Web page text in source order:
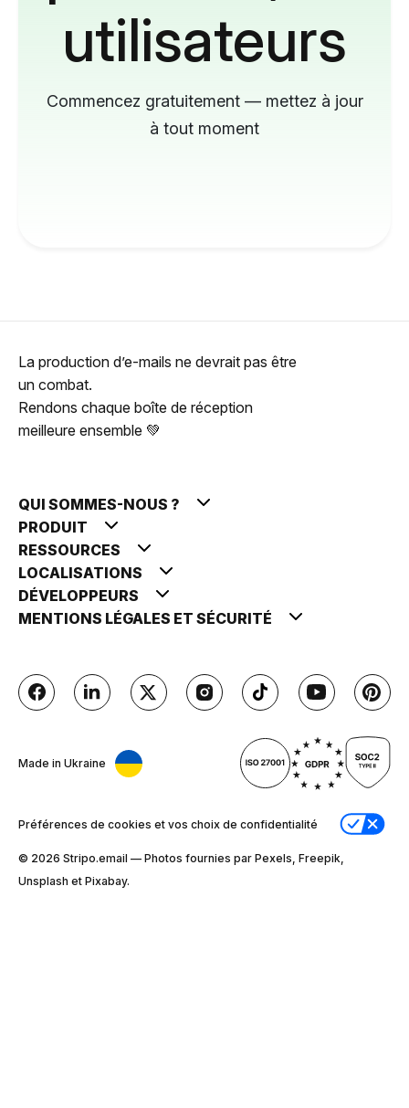
utilisateurs
Commencez gratuitement — mettez à jour
à tout moment
La production d’e-mails ne devrait pas être
un combat.
Rendons chaque boîte de réception
meilleure ensemble 💚
QUI SOMMES-NOUS ?
PRODUIT
RESSOURCES
LOCALISATIONS
DÉVELOPPEURS
MENTIONS LÉGALES ET SÉCURITÉ
Made in Ukraine
Préférences de cookies et vos choix de confidentialité
© 2026 Stripо.email — Photos fournies par Pexels, Freepik,
Unsplash et Pixabay.